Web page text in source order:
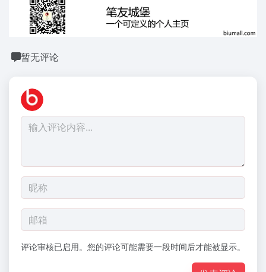
暂无评论
评论审核已启用。您的评论可能需要一段时间后才能被显示。